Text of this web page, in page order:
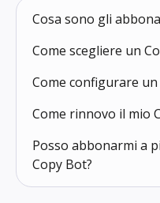
Cosa sono gli
Come scegliere un
Come configurare un
Come rinnovo il mio
Posso abbonarmi a
Copy Bot?